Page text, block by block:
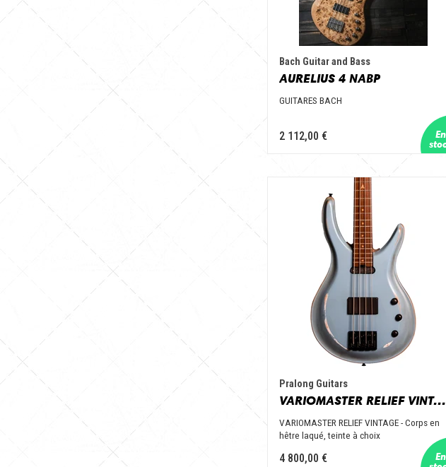
Bach Guitar and Bass
AURELIUS 4 NABP
GUITARES BACH
2 112,00 €
Pralong Guitars
VARIOMASTER RELIEF VINTAGE
VARIOMASTER RELIEF VINTAGE - Corps en
hêtre laqué, teinte à choix
4 800,00 €